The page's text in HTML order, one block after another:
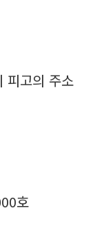
피고의 주소
호